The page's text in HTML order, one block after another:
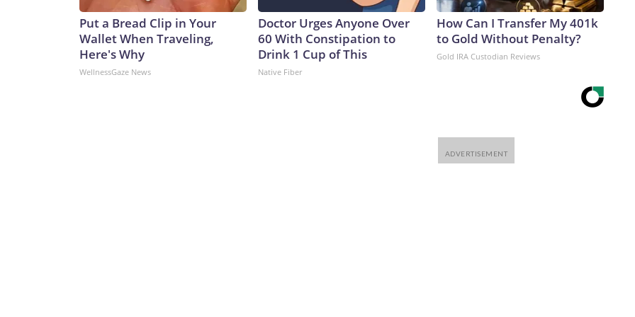
Put a Bread Clip in Your
Wallet When Traveling,
Here's Why
WellnessGaze News
Doctor Urges Anyone Over
60 With Constipation to
Drink 1 Cup of This
Native Fiber
How Can I Transfer My 401k
to Gold Without Penalty?
Gold IRA Custodian Reviews